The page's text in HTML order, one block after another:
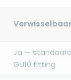
Ja —
GU10 fitting